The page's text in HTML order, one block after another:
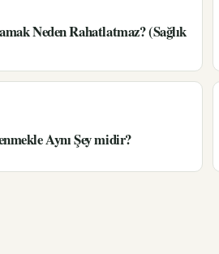
Neden Rahatlatmaz? (Sağlık
Aynı Şey midir?